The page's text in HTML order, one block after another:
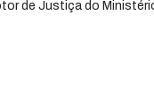
de Justiça do